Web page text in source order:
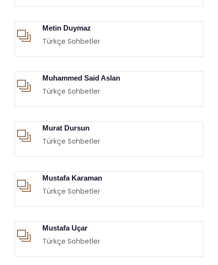
Metin Duymaz
Türkçe Sohbetler
Muhammed Said Aslan
Türkçe Sohbetler
Murat Dursun
Türkçe Sohbetler
Mustafa Karaman
Türkçe Sohbetler
Mustafa Uçar
Türkçe Sohbetler